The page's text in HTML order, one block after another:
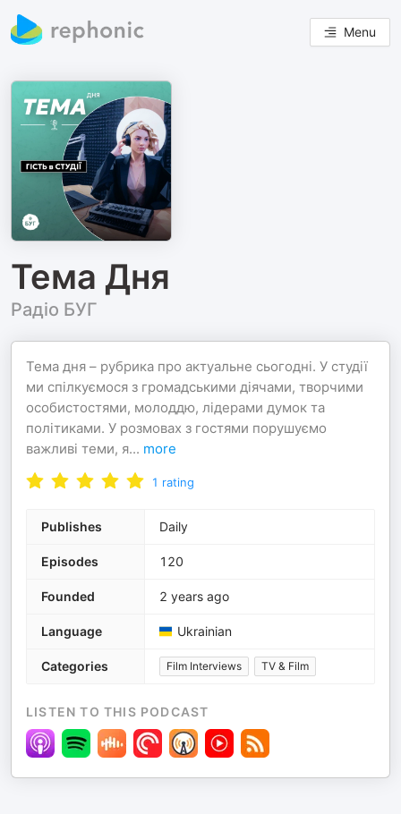
Menu
Тема Дня
Радіо БУГ
Тема дня – рубрика про актуальне сьогодні. У студії
ми спілкуємося з громадськими діячами, творчими
особистостями, молоддю, лідерами думок та
політиками. У розмовах з гостями порушуємо
важливі теми, я... more
1 rating
Publishes Daily
Episodes 120
Founded 2 years ago
Language Ukrainian
Categories Film Interviews TV & Film
LISTEN TO THIS PODCAST